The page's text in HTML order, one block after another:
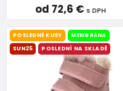
od 72,6 € s DPH
POSLEDNÉ KUSY
MEMBRÁNA
SUN25
POSLEDNÍ NA SKLADĚ